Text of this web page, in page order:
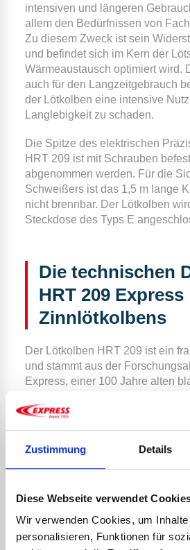
Zustimmung Details
Diese Webseite verwendet
Wir verwenden Cookies, um
personalisieren, Funktionen für
intensiven und längeren
allem den Bedürfnissen von
Zu diesem Zweck ist sein
und befindet sich im Kern der
Wärmeaustausch optimiert wird.
auch für den Langzeitgebrauch
der Lötkolben eine intensive
Langlebigkeit zu schaden.
Die Spitze des elektrischen
HRT 209 ist mit Schrauben
abgenommen werden. Für die
Schweißers ist das 1,5 m lange
nicht brennbar. Der Lötkolben
Steckdose des Typs E
Die technischen
HRT 209 Express
Zinnlötkolbens
Der Lötkolben HRT 209 ist ein
und stammt aus der
Express, einer 100 Jahre alten
~ Leistungsaufnahme: 125
Durchmesservon 12mm
~ Abmessungen an der